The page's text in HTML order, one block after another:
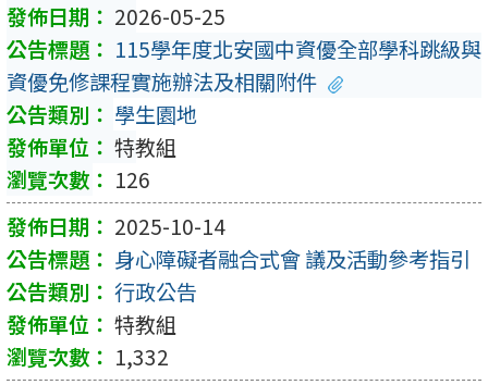
2026-05-25
115學年度北安國中資優全部學科跳級與
資優免修課程實施辦法及相關附件
學生園地
特教組
126
2025-10-14
身心障礙者融合式會 議及活動參考指引
行政公告
特教組
1,332